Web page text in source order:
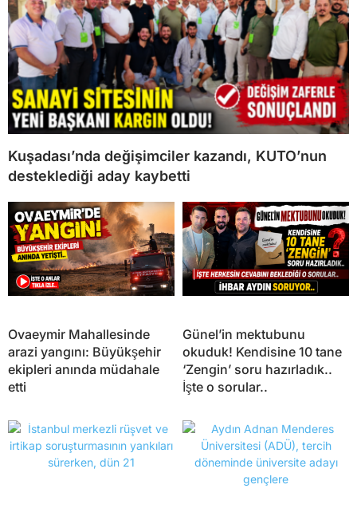
Kuşadası’nda değişimciler kazandı, KUTO’nun
desteklediği aday kaybetti
Ovaeymir Mahallesinde
arazi yangını: Büyükşehir
ekipleri anında müdahale
etti
Günel’in mektubunu
okuduk! Kendisine 10 tane
‘Zengin’ soru hazırladık..
İşte o sorular..